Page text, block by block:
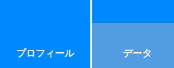
プロフィール データ